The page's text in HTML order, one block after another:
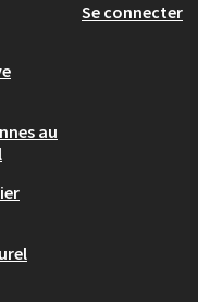
au
Se connecter